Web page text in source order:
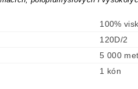
100%
120D/2
5 000
1 kón